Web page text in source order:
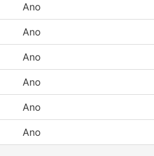
Ano
Ano
Ano
Ano
Ano
Ano